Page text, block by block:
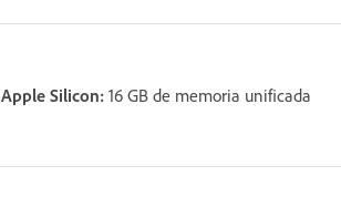
Apple Silicon: 16 GB de memoria unificada